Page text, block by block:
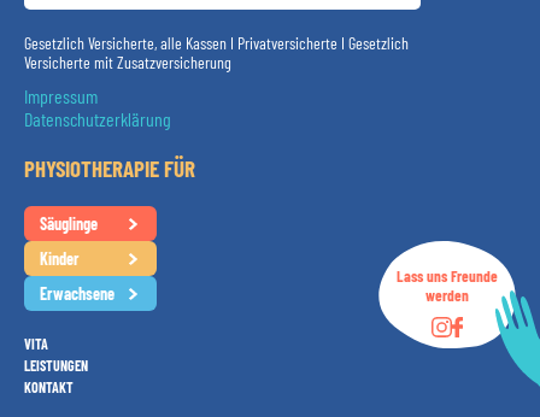
Gesetzlich Versicherte, alle Kassen I Privatversicherte I Gesetzlich
Versicherte mit Zusatzversicherung
Impressum
Datenschutzerklärung
PHYSIOTHERAPIE FÜR
Säuglinge
Kinder
Erwachsene
VITA
LEISTUNGEN
KONTAKT
Lass uns Freunde
werden